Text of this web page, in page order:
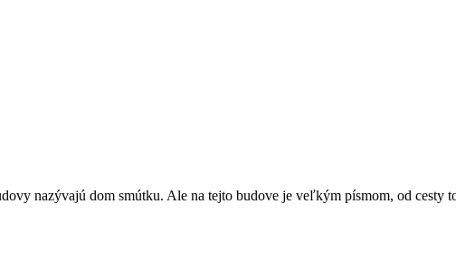
nazývajú dom smútku. Ale na tejto budove je veľkým písmom, od cesty